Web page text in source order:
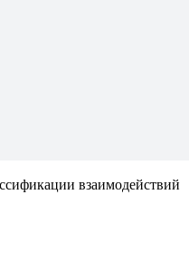
взаимодействий